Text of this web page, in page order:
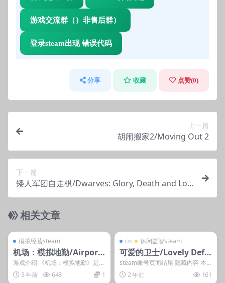
游戏交流群（）非售后群）
登录steam出现 错误代码
分享 收藏 点赞(0)
上一篇
胡闹搬家2/Moving Out 2
下一篇
矮人军团自走棋/Dwarves: Glory, Death and Loo
t
相关文章
模拟经营steam
机场：模拟地勤/Airport
Sim
游戏介绍 《机场：模拟地勤》是一
款机场地勤模拟器，视觉效果逼
真，在真实的机场和实...
3 年前 648 1
淘宝问就是没有
cn
休闲益智steam
可爱的卫士/Lovely Defe
nders lx
steam账号页面结尾 隐藏内容 本
内容需权限查看 登录后获取 普通
用户: 1游...
2 年前 161